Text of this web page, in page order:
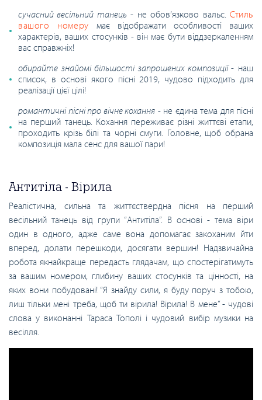
сучасний весільний танець - не обов’язково вальс.Стиль
вашого номеру має відображати особливості ваших
характерів, ваших стосунків - він має бути віддзеркаленням
вас справжніх!
обирайте знайомі більшості запрошених композиції- наш
список, в основі якого пісні 2019, чудово підходить для
реалізації цієї цілі!
романтичні пісні про вічне кохання - не єдина тема для пісні
на перший танець. Кохання переживає різні життєві етапи,
проходить крізь білі та чорні смуги. Головне, щоб обрана
композиція мала сенс для вашої пари!
Антитіла - Вірила
Реалістична, сильна та життєствердна пісня на перший
весільний танець від групи “Антитіла”. В основі - тема віри
один в одного, адже саме вона допомагає закоханим йти
вперед, долати перешкоди, досягати вершин! Надзвичайна
робота якнайкраще передасть глядачам, що спостерігатимуть
за вашим номером, глибину ваших стосунків та цінності, на
яких вони побудовані! “Я знайду сили, я буду поруч з тобою,
лиш тільки мені треба, щоб ти вірила! Вірила! В мене” - чудові
слова у виконанні Тараса Тополі і чудовий вибір музики на
весілля.